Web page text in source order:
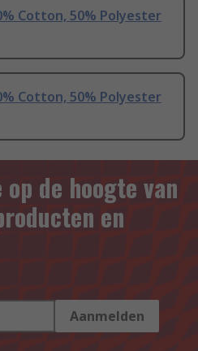
Cotton, 50% Polyester
Cotton, 50% Polyester
de hoogte van
en
Aanmelden